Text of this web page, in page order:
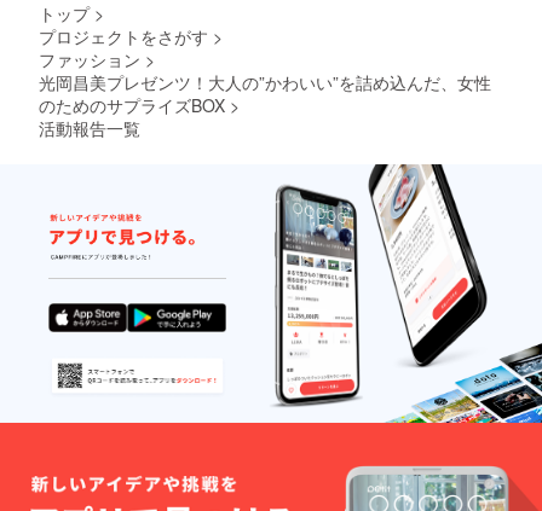
トップ >
プロジェクトをさがす >
ファッション >
光岡昌美プレゼンツ！大人の”かわいい”を詰め込んだ、女性
のためのサプライズBOX >
活動報告一覧